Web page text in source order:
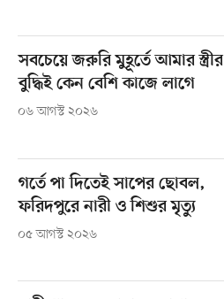
সবচেয়ে জরুরি মুহূর্তে আমার স্ত্রীর
বুদ্ধিই কেন বেশি কাজে লাগে
০৬ আগস্ট ২০২৬
গর্তে পা দিতেই সাপের ছোবল,
ফরিদপুরে নারী ও শিশুর মৃত্যু
০৫ আগস্ট ২০২৬